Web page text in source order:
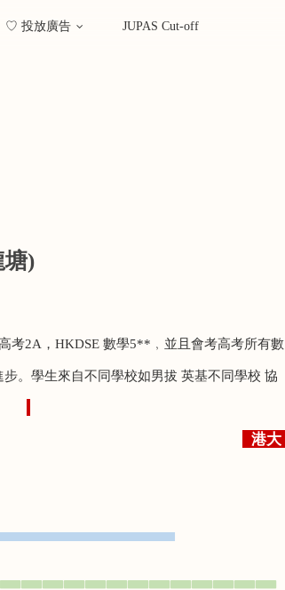
♡ 投放廣告 JUPAS Cut-off
塘)
高考2A ， HKDSE 數學5** ﹐並且會考高考所有數
。學生來自不同學校如男拔 英基不同學校 協
港大